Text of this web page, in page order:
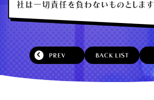
社は一切責任を負わないものとします
PREV BACK LIST